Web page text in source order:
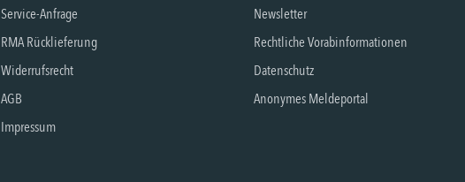
Service-Anfrage
RMA Rücklieferung
Widerrufsrecht
AGB
Impressum
Newsletter
Rechtliche Vorabinformationen
Datenschutz
Anonymes Meldeportal